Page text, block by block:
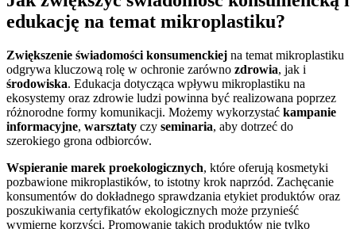
edukację na temat mikroplastiku?
Zwiększenie świadomości konsumenckiej na temat mikroplastiku
odgrywa kluczową rolę w ochronie zarówno zdrowia, jak i
środowiska. Edukacja dotycząca wpływu mikroplastiku na
ekosystemy oraz zdrowie ludzi powinna być realizowana poprzez
różnorodne formy komunikacji. Możemy wykorzystać kampanie
informacyjne, warsztaty czy seminaria, aby dotrzeć do
szerokiego grona odbiorców.
Wspieranie marek proekologicznych, które oferują kosmetyki
pozbawione mikroplastików, to istotny krok naprzód. Zachęcanie
konsumentów do dokładnego sprawdzania etykiet produktów oraz
poszukiwania certyfikatów ekologicznych może przynieść
wymierne korzyści. Promowanie takich produktów nie tylko